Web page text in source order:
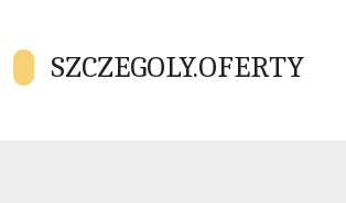
SZCZEGOLY.OFERTY